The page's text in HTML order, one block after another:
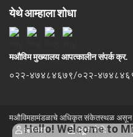
येथे आम्हाला शोधा
मऔविम मुख्यालय आपत्कालीन संपर्क क्र.
०२२-४७४८४६७९/०२२-
मऔविमहामंडळाचे अधिकृत संकेतस्थळ असून
आजच्या
एकूण भेटी:
Hello! Welcome to